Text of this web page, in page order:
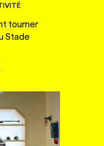
tourner
Stade